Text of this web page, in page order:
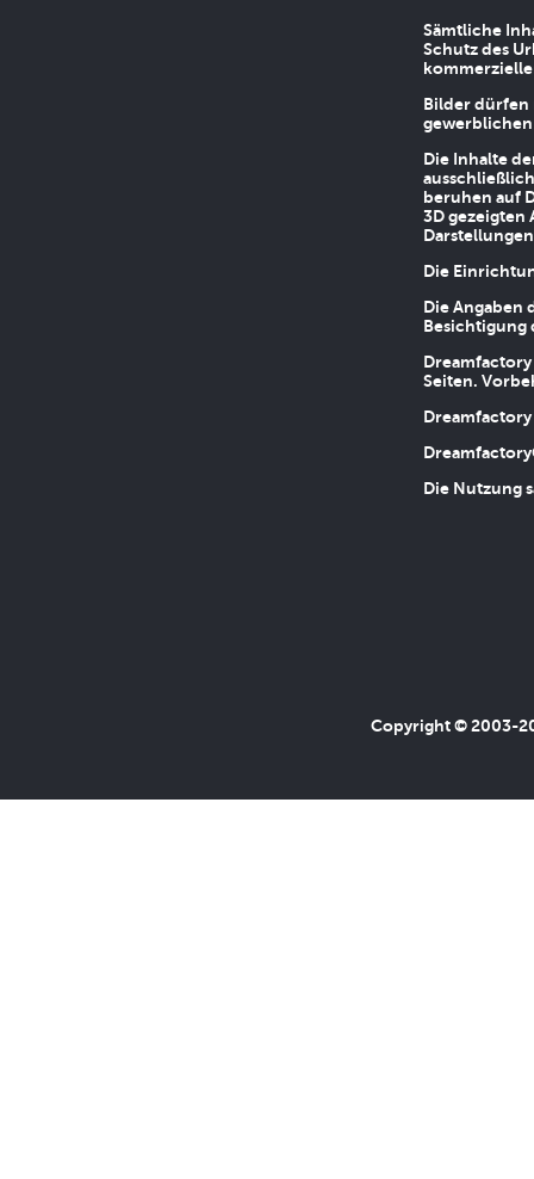
Sämtliche
Schutz des
Bilder dürfen
Die Inhalte
beruhen auf
3D gezeigten
Die
Die
Besichtigung
Seiten.
Die Nutzung
Copyright © 2003-